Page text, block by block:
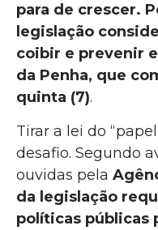
para de crescer.
legislação
coibir e prevenir
da Penha, que
quinta (7).
Tirar a lei do
desafio. Segundo
ouvidas pela
da legislação
políticas públicas